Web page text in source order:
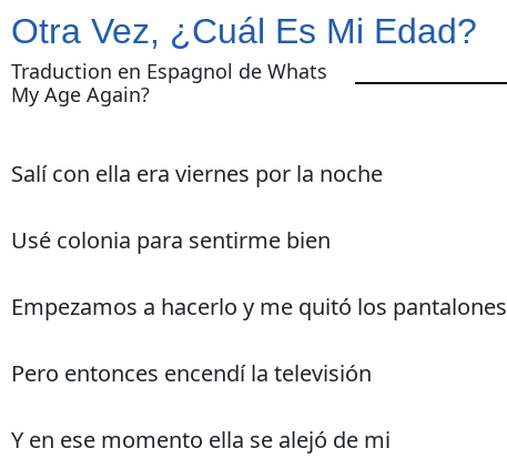
Otra Vez, ¿Cuál Es Mi Edad?
Traduction en Espagnol de Whats
My Age Again?
Salí con ella era viernes por la noche
Usé colonia para sentirme bien
Empezamos a hacerlo y me quitó los pantalones
Pero entonces encendí la televisión
Y en ese momento ella se alejó de mi